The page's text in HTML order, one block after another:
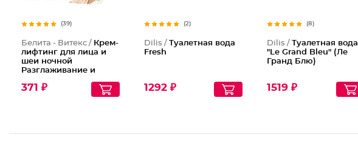
(39)
Белита - Витекс / Крем-
лифтинг для лица и
шеи ночной
Разглаживание и
371 ₽
(2)
Dilis / Туалетная вода
Fresh
1292 ₽
(8)
Dilis / Туалетная вода
"Le Grand Bleu" (Ле
Гранд Блю)
1519 ₽